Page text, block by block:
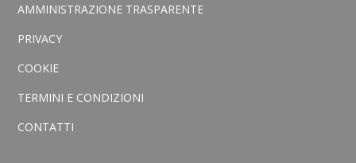
AMMINISTRAZIONE TRASPARENTE
PRIVACY
COOKIE
TERMINI E CONDIZIONI
CONTATTI